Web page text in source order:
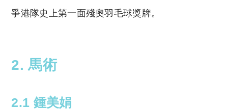
爭港隊史上第一面殘奧羽毛球獎牌。
2. 馬術
2.1 鍾美娟